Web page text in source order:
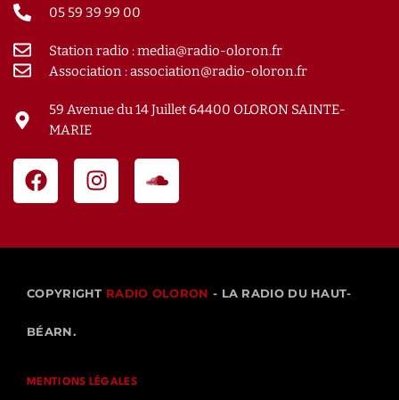
05 59 39 99 00
Station radio : media@radio-oloron.fr
Association : association@radio-oloron.fr
59 Avenue du 14 Juillet 64400 OLORON SAINTE-
MARIE
COPYRIGHT RADIO OLORON - LA RADIO DU HAUT-
BÉARN.
MENTIONS LÉGALES